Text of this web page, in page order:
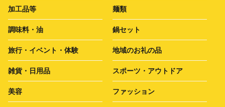
加工品等 麺類
調味料・油 鍋セット
旅行・イベント・体験 地域のお礼の品
雑貨・日用品 スポーツ・アウトドア
美容 ファッション